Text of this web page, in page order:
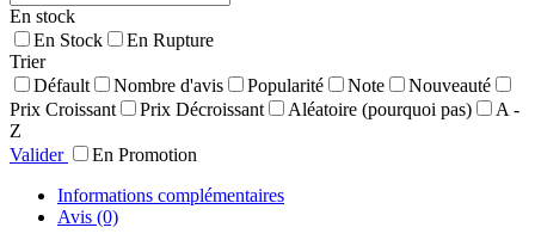
En stock
En Stock
En Rupture
Trier
Défault
Nombre d'avis Popularité Note
Nouveauté
Prix Croissant
Prix Décroissant Aléatoire (pourquoi pas)
A -
Z
Valider
En Promotion
Informations complémentaires
Avis (0)